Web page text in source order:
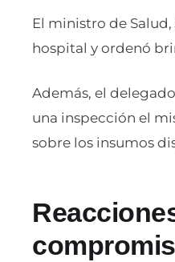
El ministro de Salud,
hospital y ordenó
Además, el
una inspección el
sobre los insumos